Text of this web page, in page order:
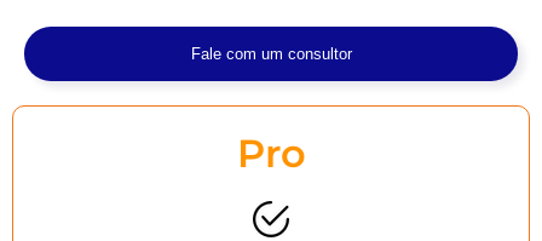
Fale com um consultor
Pro